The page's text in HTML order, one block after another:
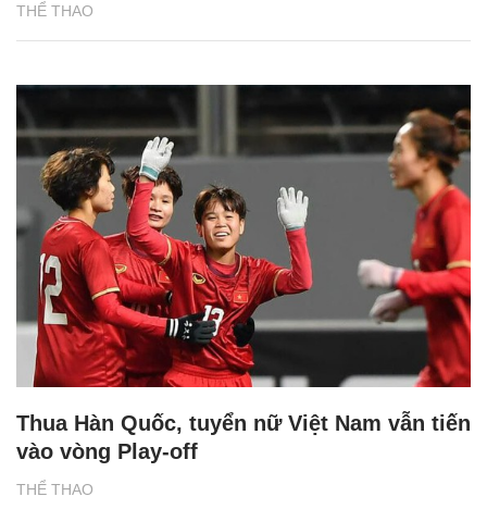
THỂ THAO
THỂ THAO
Thua Hàn Quốc, tuyển nữ Việt Nam vẫn tiến
vào vòng Play-off